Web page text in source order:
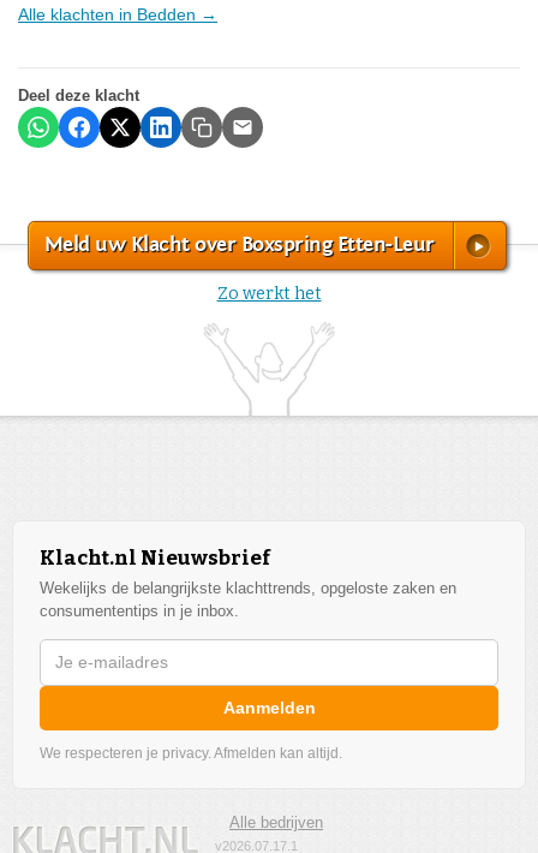
Alle klachten in Bedden →
Deel deze klacht
Meld uw Klacht over Boxspring Etten-Leur
Zo werkt het
Klacht.nl Nieuwsbrief
Wekelijks de belangrijkste klachttrends, opgeloste zaken en
consumententips in je inbox.
Aanmelden
We respecteren je privacy. Afmelden kan altijd.
Alle bedrijven
v2026.07.17.1